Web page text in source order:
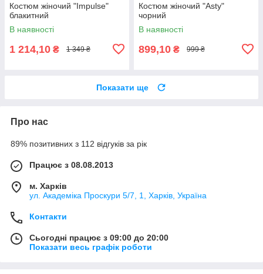
Костюм жiночий "Impulse"
блакитний
В наявності
1 214,10 ₴ 1 349 ₴
Костюм жіночий "Asty"
чорний
В наявності
899,10 ₴ 999 ₴
Показати ще
Про нас
89% позитивних з 112 відгуків за рік
Працює з 08.08.2013
м. Харків
ул. Академіка Проскури 5/7, 1, Харків, Україна
Контакти
Сьогодні працює з 09:00 до 20:00
Показати весь графік роботи